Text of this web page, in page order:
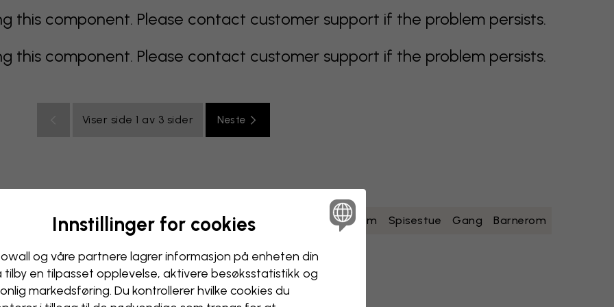
this component. Please contact customer support if the problem persists.
this component. Please contact customer support if the problem persists.
Viser side 1 av 3 sider Neste
oransje rosa lilla rød turkis hvit Soverom Spisestue Gang Barnerom
Innstillinger for cookies
og våre partnere lagrer informasjon på enheten din
tilby en tilpasset opplevelse, aktivere besøks­statistikk og
markedsføring. Du kontrollerer hvilke cookies du